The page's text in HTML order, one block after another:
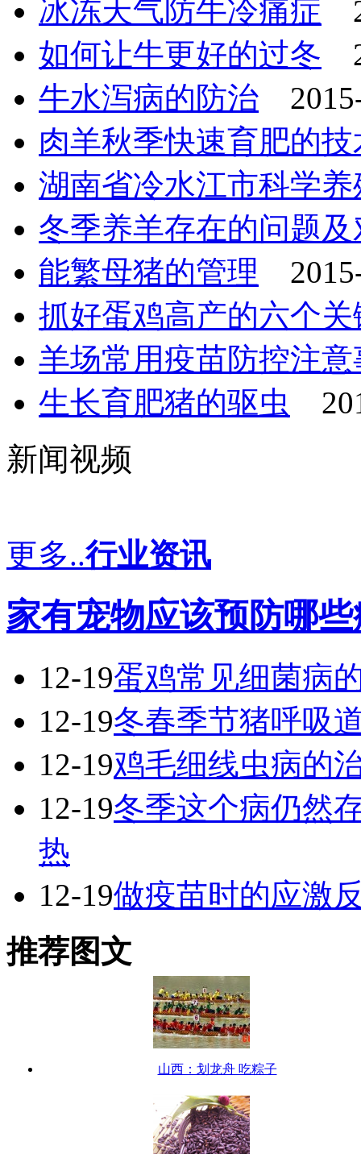
冰冻天气防牛冷痛症
如何让牛更好的过冬
牛水泻病的防治
肉羊秋季快速育肥的
湖南省冷水江市科学
冬季养羊存在的问题及
能繁母猪的管理
抓好蛋鸡高产的六个关
羊场常用疫苗防控注意
生长育肥猪的驱虫
新闻视频
更多..行业资讯
家有宠物应该预防哪
12-19蛋鸡常见细菌病
12-19冬春季节猪呼吸
12-19鸡毛细线虫病的
12-19冬季这个病仍然
热
12-19做疫苗时的应激
推荐图文
山西：划龙舟 吃粽子